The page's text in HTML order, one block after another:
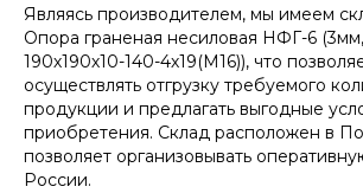
Являясь производителем, мы имеем
Опора граненая несиловая НФГ-6
190х190х10-140-4х19(М16)), что
осуществлять отгрузку требуемого
продукции и предлагать выгодные
приобретения. Склад расположен в
позволяет организовывать
России.